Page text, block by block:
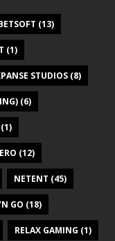
(13)
(1)
STUDIOS (8)
(6)
(1)
(12)
NETENT (45)
GO (18)
RELAX GAMING (1)